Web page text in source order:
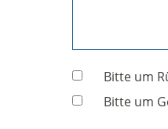
OptionenBitte um
Bitte um